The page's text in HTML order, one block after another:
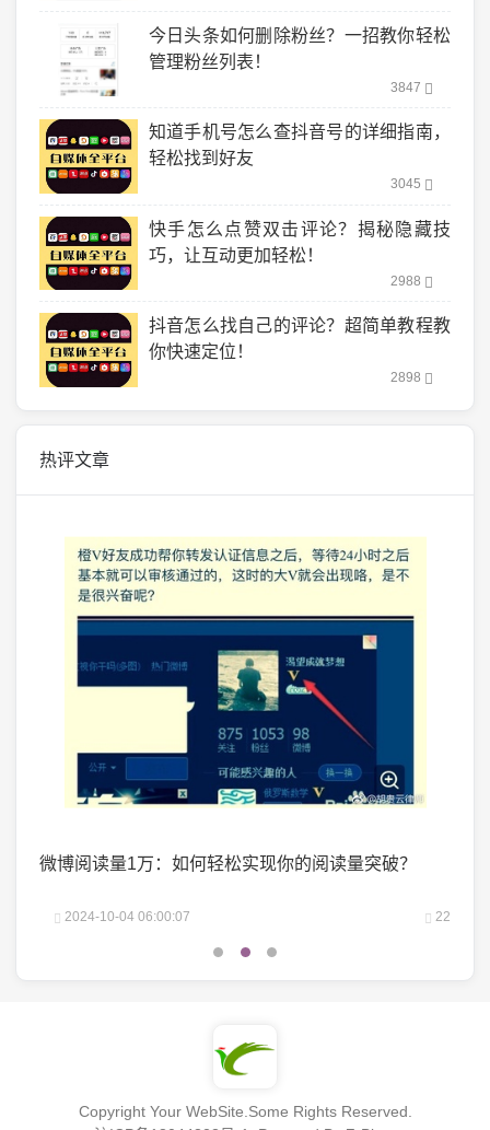
今日头条如何删除粉丝？一招教你轻松
管理粉丝列表！
3847
知道手机号怎么查抖音号的详细指南，
轻松找到好友
3045
快手怎么点赞双击评论？揭秘隐藏技
巧，让互动更加轻松！
2988
抖音怎么找自己的评论？超简单教程教
你快速定位！
2898
热评文章
微博阅读量1万：如何轻松实现你的阅读量突破？
2024-10-04 06:00:07 22
Copyright Your WebSite.Some Rights Reserved.